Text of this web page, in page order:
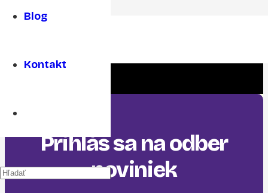
Blog
Kontakt
Prihlás sa na odber
noviniek